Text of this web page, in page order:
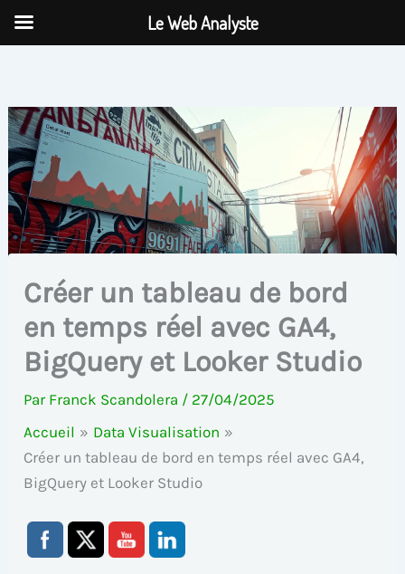
Aller
Créer un tableau de bord
en temps réel avec GA4,
BigQuery et Looker Studio
Par Franck Scandolera / 27/04/2025
Accueil
Data Visualisation
Créer un tableau de bord en temps réel avec GA4,
BigQuery et Looker Studio
Le Web Analyste